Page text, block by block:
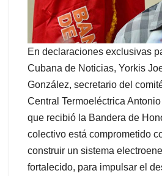
En declaraciones exclusivas
Cubana de Noticias, Yorkis
González, secretario del
Central Termoeléctrica
que recibió la Bandera de
colectivo está comprometido
construir un sistema
fortalecido, para impulsar el